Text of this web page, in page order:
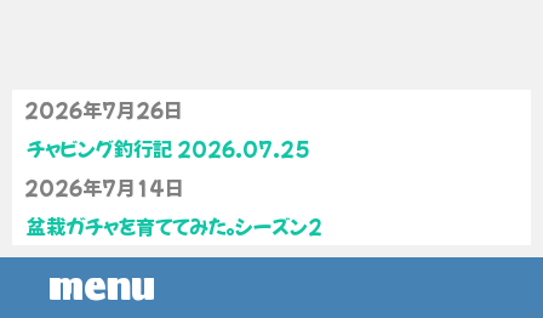
2026年7月26日
チャビング釣行記 2026.07.25
2026年7月14日
盆栽ガチャを育ててみた。シーズン2
menu